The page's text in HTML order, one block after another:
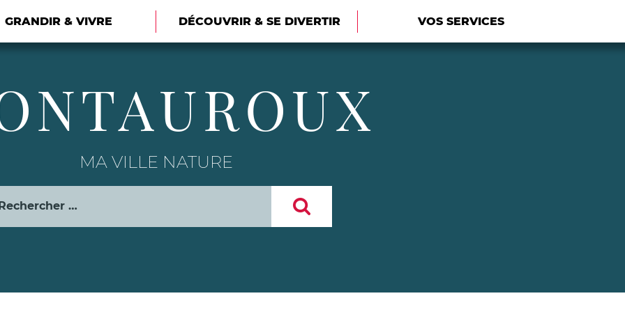
MA VILLE NATURE
GRANDIR & VIVRE DÉCOUVRIR & SE DIVERTIR VOS SERVICES